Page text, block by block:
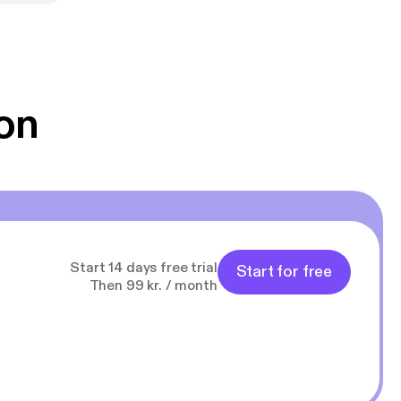
Start 14 days free trial
Then 99 kr. / month
Start for free